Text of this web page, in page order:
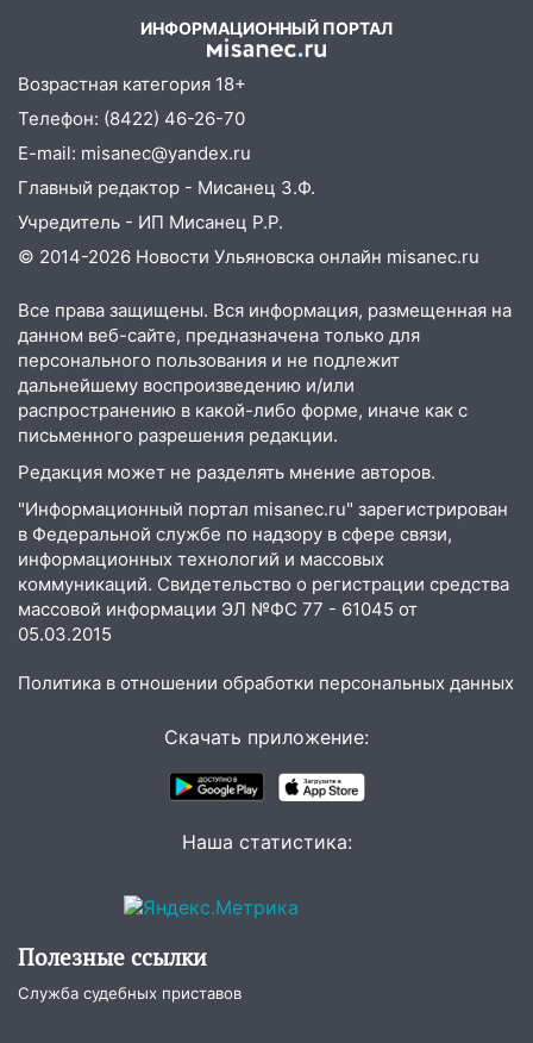
Ульяновской области
08:30 Поджог со свечой, 16 сгоревших
домов и выстрел за водку
07:50 Какая погоды будет днем 8
августа
06:45 Императорский мост в
Ульяновске останется закрытым до
05:18 Судьба готовит сюрприз: гороскоп
на 8 августа — кому повезет с
деньгами, а кого ждет неожиданная
встреча
04:47 В Ульяновской области объявили
ракетную опасность: звучат сирены
07.08.2026
20:40 Ульяновские аграрии смогут
купить тракторы с отсрочкой платежа
до декабря
19:34 В следственном управлении
мероприятие, приуроченное к
следствия Российской Федерации
Ульяновцев приглашают
поддержать «Симбирскую чебурашку»
на фестивале «ФормАРТ»
пилотным регионом проекта
17:23
области на 8 августа
ИНФОРМАЦИОННЫЙ ПОРТАЛ
Возрастная категория 18+
Телефон: (8422) 46-26-70
E-mail: misanec@yandex.ru
Главный редактор - Мисанец З.Ф.
Учредитель - ИП Мисанец Р.Р.
© 2014-2026 Новости Ульяновска онлайн misanec.ru
Все права защищены. Вся информация, размещенная на
данном веб-сайте, предназначена только для
персонального пользования и не подлежит
дальнейшему воспроизведению и/или
распространению в какой-либо форме, иначе как с
письменного разрешения редакции.
Редакция может не разделять мнение авторов.
"Информационный портал misanec.ru" зарегистрирован
в Федеральной службе по надзору в сфере связи,
информационных технологий и массовых
коммуникаций. Свидетельство о регистрации средства
массовой информации ЭЛ №ФС 77 - 61045 от
05.03.2015
Политика в отношении обработки персональных данных
Скачать приложение:
Наша статистика:
Полезные ссылки
Служба судебных приставов